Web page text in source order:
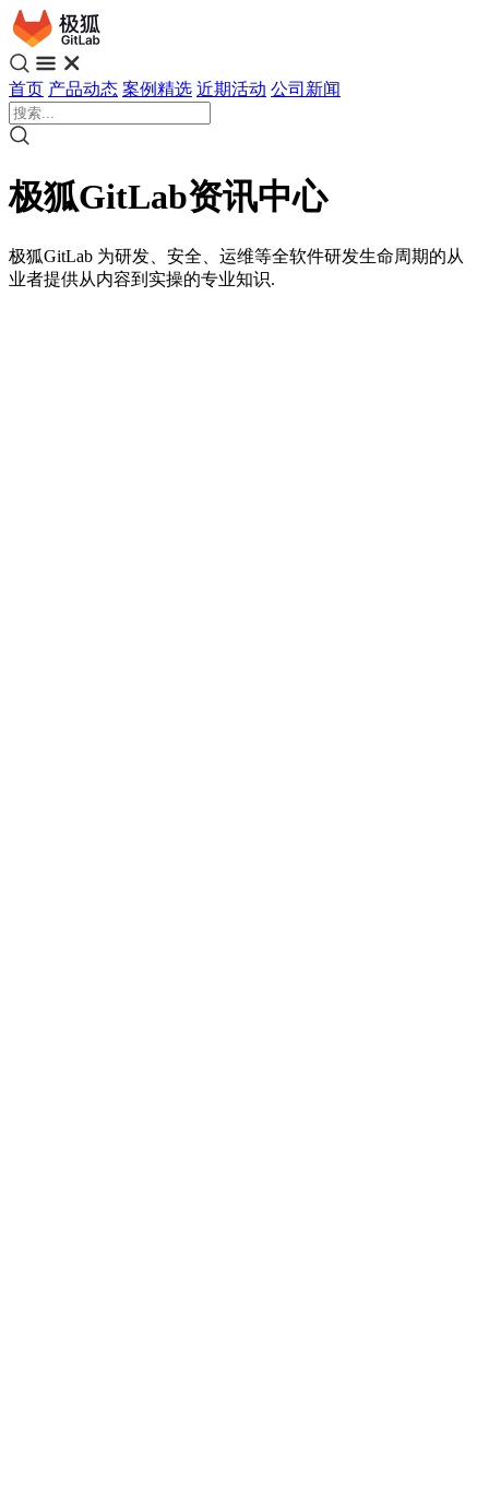
首页 产品动态 案例精选 近期活动 公司新闻
极狐GitLab资讯中心
极狐GitLab 为研发、安全、运维等全软件研发生命周期的从
业者提供从内容到实操的专业知识.